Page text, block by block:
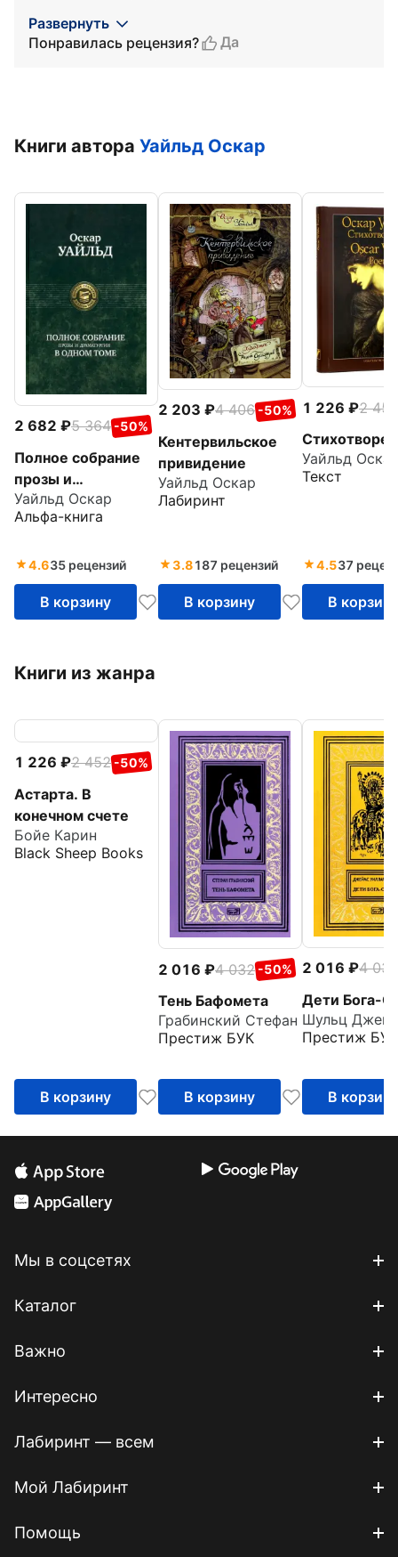
Развернуть
Понравилась рецензия?
Да
Книги автора Уайльд Оскар
2 682 5 364 -50%
Полное собрание
прозы и
драматургии в
одном томе
Уайльд Оскар
Альфа-книга
4.635 рецензий
В корзину
2 203 4 406 -50%
Кентервильское
привидение
Уайльд Оскар
Лабиринт
3.8187 рецензий
В корзину
1 226
2 452
Уайльд
Текст
4.537
В корзину
Книги из жанра
1 226 2 452 -50%
Астарта. В
конечном счете
Бойе Карин
Black Sheep Books
В корзину
2 016 4 032 -50%
Тень Бафомета
Грабинский Стефан
Престиж БУК
В корзину
2 016
4 032
Дети Бога-
Престиж БУК
В корзину
Мы в соцсетях
Каталог
Важно
Интересно
Лабиринт — всем
Мой Лабиринт
Помощь